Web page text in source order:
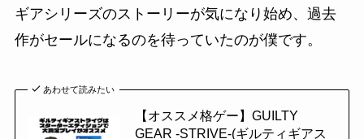
ギアシリーズのストーリーが気になり始め、過去
作がセールになるのを待っていたのが僕です。
あわせて読みたい
【オススメ格ゲー】GUILTY
GEAR -STRIVE-(ギルティギアス